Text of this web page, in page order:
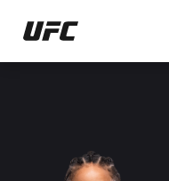
イ
ン